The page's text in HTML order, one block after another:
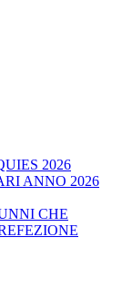
2026
ANNO 2026
CHE